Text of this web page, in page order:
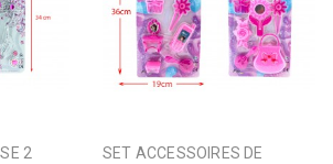
SET ACCESSOIRES DE